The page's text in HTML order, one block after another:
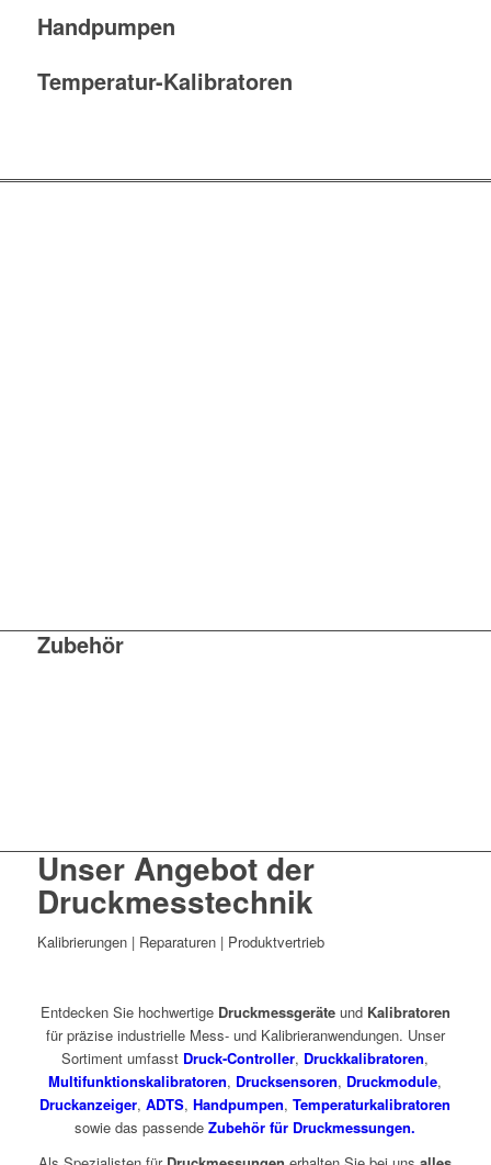
Handpumpen
Temperatur-Kalibratoren
Zubehör
Unser Angebot der
Druckmesstechnik
Kalibrierungen | Reparaturen | Produktvertrieb
Entdecken Sie hochwertige Druckmessgeräteund Kalibratoren
für präzise industrielle Mess- und Kalibrieranwendungen. Unser
Sortiment umfasst Druck-Controller, Druckkalibratoren,
Multifunktionskalibratoren, Drucksensoren, Druckmodule,
Druckanzeiger,ADTS,Handpumpen,Temperaturkalibratoren
sowie das passendeZubehör für Druckmessungen.